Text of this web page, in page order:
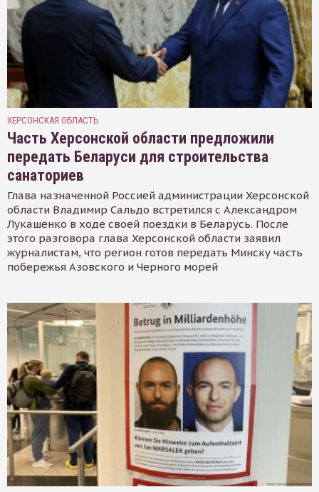
ХЕРСОНСКАЯ ОБЛАСТЬ
Часть Херсонской области предложили
передать Беларуси для строительства
санаториев
Глава назначенной Россией администрации Херсонской
области Владимир Сальдо встретился с Александром
Лукашенко в ходе своей поездки в Беларусь. После
этого разговора глава Херсонской области заявил
журналистам, что регион готов передать Минску часть
побережья Азовского и Черного морей